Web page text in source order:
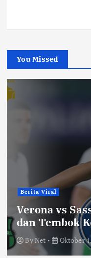
You Missed
Berita Viral
Verona vs
dan Tembok
ByNet Oktober